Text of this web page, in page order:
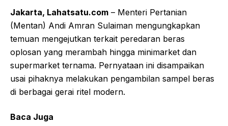
Jakarta, Lahatsatu.com – Menteri Pertanian
(Mentan) Andi Amran Sulaiman mengungkapkan
temuan mengejutkan terkait peredaran beras
oplosan yang merambah hingga minimarket dan
supermarket ternama. Pernyataan ini disampaikan
usai pihaknya melakukan pengambilan sampel beras
di berbagai gerai ritel modern.
Baca Juga